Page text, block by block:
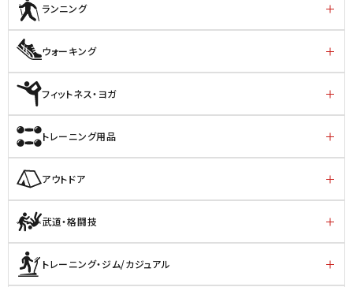
ランニング
ウォーキング
フィットネス・ヨガ
トレーニング用品
アウトドア
武道・格闘技
トレーニング・ジム/カジュアル